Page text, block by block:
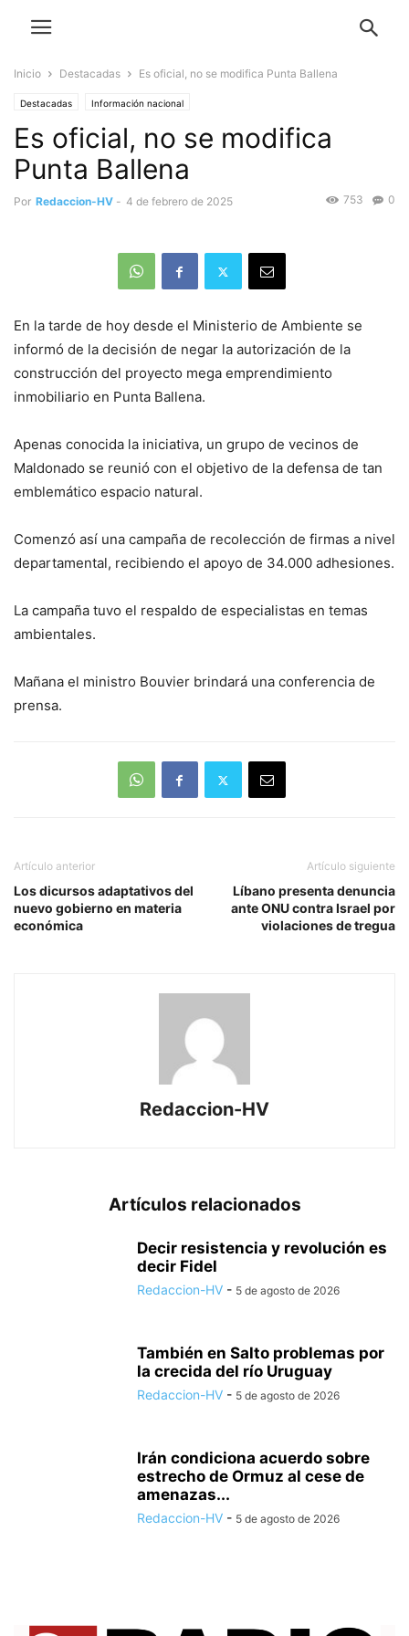
Inicio Destacadas Es oficial, no se modifica Punta Ballena
Destacadas Información nacional
Es oficial, no se modifica
Punta Ballena
Por Redaccion-HV - 4 de febrero de 2025 0
753
En la tarde de hoy desde el Ministerio de Ambiente se
informó de la decisión de negar la autorización de la
construcción del proyecto mega emprendimiento
inmobiliario en Punta Ballena.
Apenas conocida la iniciativa, un grupo de vecinos de
Maldonado se reunió con el objetivo de la defensa de tan
emblemático espacio natural.
Comenzó así una campaña de recolección de firmas a nivel
departamental, recibiendo el apoyo de 34.000 adhesiones.
La campaña tuvo el respaldo de especialistas en temas
ambientales.
Mañana el ministro Bouvier brindará una conferencia de
prensa.
Artículo anterior
Los dicursos adaptativos del
nuevo gobierno en materia
económica
Artículo siguiente
Líbano presenta denuncia
ante ONU contra Israel por
violaciones de tregua
Redaccion-HV
Artículos relacionados
Decir resistencia y revolución es
decir Fidel
Redaccion-HV - 5 de agosto de 2026
También en Salto problemas por
la crecida del río Uruguay
Redaccion-HV - 5 de agosto de 2026
Irán condiciona acuerdo sobre
estrecho de Ormuz al cese de
amenazas...
Redaccion-HV - 5 de agosto de 2026